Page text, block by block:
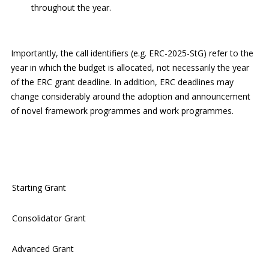
throughout the year.
Importantly, the call identifiers (e.g. ERC-2025-StG) refer to the
year in which the budget is allocated, not necessarily the year
of the ERC grant deadline. In addition, ERC deadlines may
change considerably around the adoption and announcement
of novel framework programmes and work programmes.
Starting Grant
Consolidator Grant
Advanced Grant